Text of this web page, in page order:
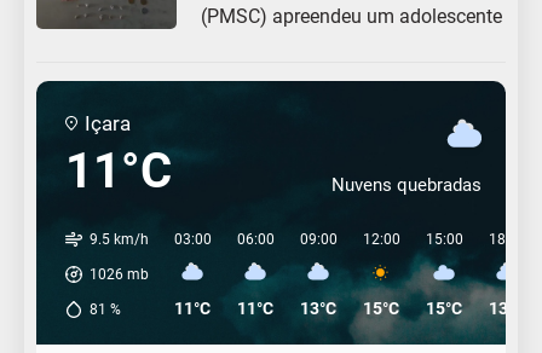
(PMSC) apreendeu um adolescente
Içara
11°C Nuvens quebradas
9.5 km/h
1026 mb
81 %
03:00
11°C
06:00
11°C
09:00
13°C
12:00
15°C
15:00
15°C
18:00
13°C